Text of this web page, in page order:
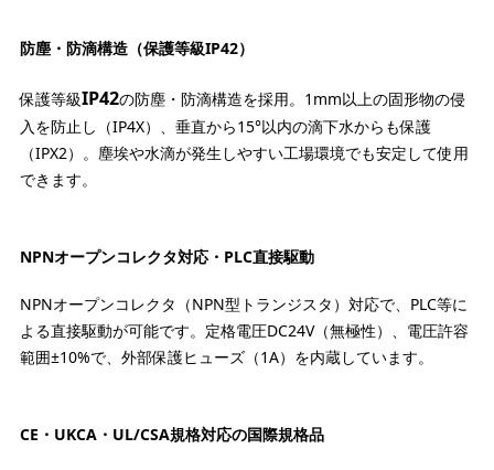
防塵・防滴構造（保護等級IP42）
保護等級IP42の防塵・防滴構造を採用。1mm以上の固形物の侵
入を防止し（IP4X）、垂直から15°以内の滴下水からも保護
（IPX2）。塵埃や水滴が発生しやすい工場環境でも安定して使用
できます。
NPNオープンコレクタ対応・PLC直接駆動
NPNオープンコレクタ（NPN型トランジスタ）対応で、PLC等に
よる直接駆動が可能です。定格電圧DC24V（無極性）、電圧許容
範囲±10%で、外部保護ヒューズ（1A）を内蔵しています。
CE・UKCA・UL/CSA規格対応の国際規格品